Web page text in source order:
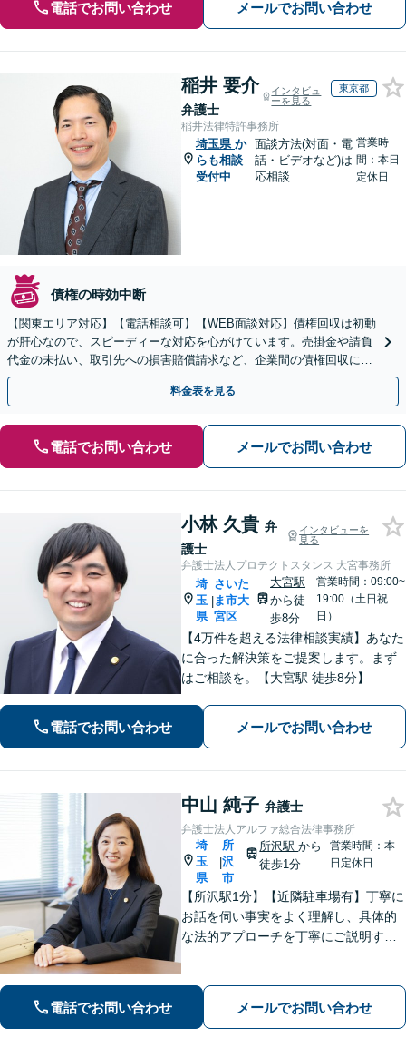
電話でお問い合わせ メールでお問い合わせ
稲井 要介
弁護士
インタビュ
ーを見る
東京都
稲井法律特許事務所
埼玉県 か
らも相談
受付中
面談方法(対面・電
話・ビデオなど)は
応相談
営業時
間：本日
定休日
債権の時効中断
【関東エリア対応】【電話相談可】【WEB面談対応】債権回収は初動
が肝心なので、スピーディーな対応を心がけています。売掛金や請負
代金の未払い、取引先への損害賠償請求など、企業間の債権回収に幅
広く対応「フリーランスの報酬未払いもご相談ください」
料金表を見る
電話でお問い合わせ メールでお問い合わせ
小林 久貴 弁
護士
インタビューを
見る
弁護士法人プロテクトスタンス 大宮事務所
埼
玉
県
|
さいた
ま市大
宮区
大宮駅
から徒
歩8分
営業時間：09:00~
19:00（土日祝
日）
【4万件を超える法律相談実績】あなた
に合った解決策をご提案します。まず
はご相談を。【大宮駅 徒歩8分】
電話でお問い合わせ メールでお問い合わせ
中山 純子 弁護士
弁護士法人アルファ総合法律事務所
埼
玉
県
|
所
沢
市
所沢駅から
徒歩1分
営業時間：本
日定休日
【所沢駅1分】【近隣駐車場有】丁寧に
お話を伺い事実をよく理解し、具体的
な法的アプローチを丁寧にご説明する
手伝いをいたします。どうぞお気軽に
ご相談ください。
電話でお問い合わせ メールでお問い合わせ